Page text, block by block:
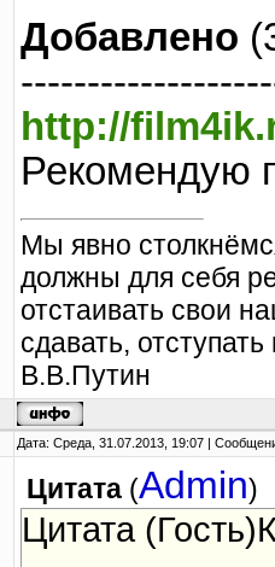
Добавлено
http://
Рекомендую
Мы явно
должны для себя
отстаивать свои
сдавать,
В.В.Путин
Дата: Среда, 31.07.2013, 19:07 |
Цитата (Admin)
Цитата